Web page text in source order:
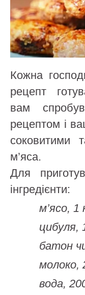
Кожна
рецепт
вам
рецептом і
соковитими
м’яса.
Для
інгредієнти:
м’ясо, 1
батон
молоко,
вода,